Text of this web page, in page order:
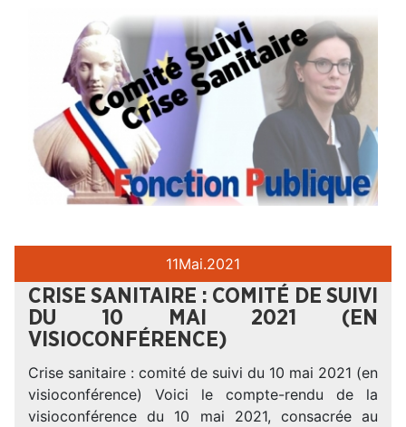
11Mai.2021
CRISE SANITAIRE : COMITÉ DE SUIVI
DU 10 MAI 2021 (EN
VISIOCONFÉRENCE)
Crise sanitaire : comité de suivi du 10 mai 2021 (en
visioconférence) Voici le compte-rendu de la
visioconférence du 10 mai 2021, consacrée au